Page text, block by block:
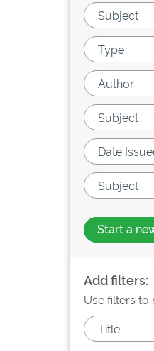
Start a
Add filters:
Use filters to